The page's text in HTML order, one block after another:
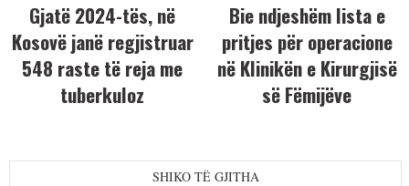
Gjatë 2024-tës, në
Kosovë janë regjistruar
548 raste të reja me
tuberkuloz
Bie ndjeshëm lista e
pritjes për operacione
në Klinikën e Kirurgjisë
së Fëmijëve
SHIKO TË GJITHA